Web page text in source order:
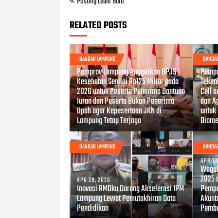
RELATED POSTS
BANDAR LAMPUNG
MAY 18, 2026
Pemprov Lampung Anggarkan BPJS
Kesehatan Senilai Rp125 Miliar pada
2026 untuk Peserta Penerima Bantuan
Iuran dan Peserta Bukan Penerima
Upah agar Kepesertaan JKN di
Lampung Tetap Terjaga
MAY
Cell
dan
BANDAR LAMPUNG
APR 28, 2026
Inovasi RMDku Dorong Akselerasi IPM
Lampung Lewat Pemutakhiran Data
Pendidikan
APR
2025